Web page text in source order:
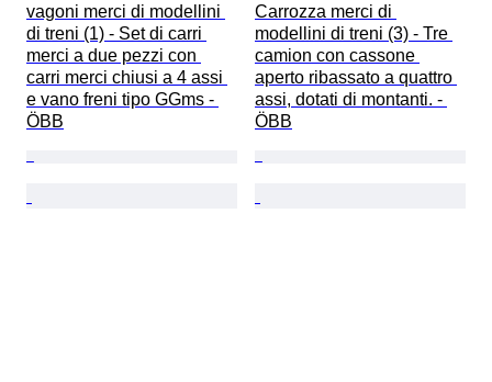
vagoni merci di modellini
di treni (1) - Set di carri
merci a due pezzi con
carri merci chiusi a 4 assi
e vano freni tipo GGms -
ÖBB
Carrozza merci di
modellini di treni (3) - Tre
camion con cassone
aperto ribassato a quattro
assi, dotati di montanti. -
ÖBB